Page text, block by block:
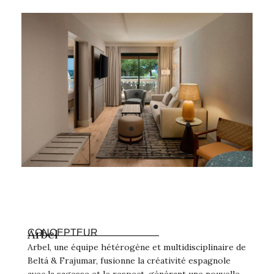
Arbel
CONCEPTEUR
Arbel, une équipe hétérogène et multidisciplinaire de
Beltá & Frajumar, fusionne la créativité espagnole